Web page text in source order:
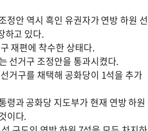
정안 역시 흑인 유권자가 연방 하원 선
하고 있다.
재편에 착수한 상태다.
선거구 조정안을 통과시켰다.
거구를 채택해 공화당이 1석을 추가
령과 공화당 지도부가 현재 연방 하원
이다.